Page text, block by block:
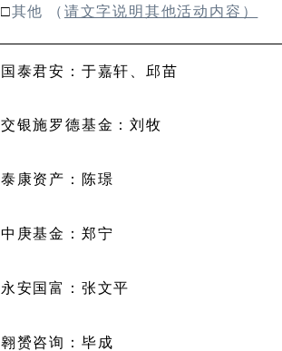
□其他 （ 请文字说明其他活动内容）
国泰君安：于嘉轩、邱苗
交银施罗德基金：刘牧
泰康资产：陈璟
中庚基金：郑宁
永安国富：张文平
翱赟咨询：毕成